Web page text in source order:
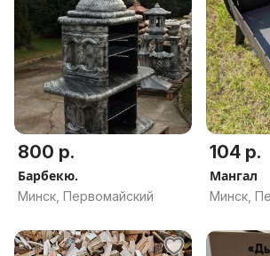
800 р.
Барбекю.
Минск, Первомайский
104 р.
Мангал
Минск,